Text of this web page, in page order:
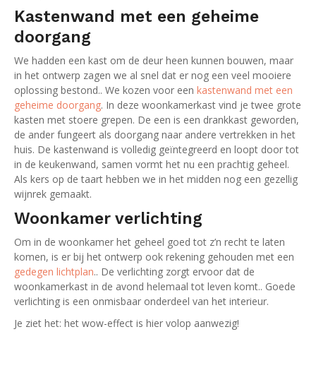
Kastenwand met een geheime
doorgang
We hadden een kast om de deur heen kunnen bouwen, maar
in het ontwerp zagen we al snel dat er nog een veel mooiere
oplossing bestond.. We kozen voor een kastenwand met een
geheime doorgang. In deze woonkamerkast vind je twee grote
kasten met stoere grepen. De een is een drankkast geworden,
de ander fungeert als doorgang naar andere vertrekken in het
huis. De kastenwand is volledig geïntegreerd en loopt door tot
in de keukenwand, samen vormt het nu een prachtig geheel.
Als kers op de taart hebben we in het midden nog een gezellig
wijnrek gemaakt.
Woonkamer verlichting
Om in de woonkamer het geheel goed tot z’n recht te laten
komen, is er bij het ontwerp ook rekening gehouden met een
gedegen lichtplan.. De verlichting zorgt ervoor dat de
woonkamerkast in de avond helemaal tot leven komt.. Goede
verlichting is een onmisbaar onderdeel van het interieur.
Je ziet het: het wow-effect is hier volop aanwezig!